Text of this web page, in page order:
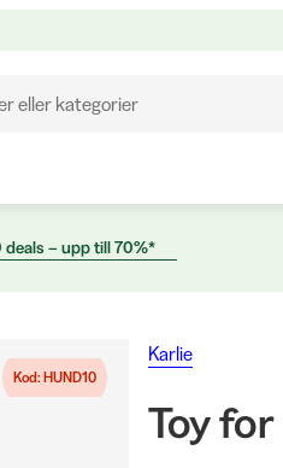
eller kategorier
– upp till 70%*
Kod: HUND10
Karlie
Toy